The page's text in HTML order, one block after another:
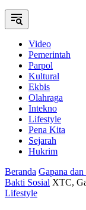
Video
Pemerintah
Parpol
Kultural
Ekbis
Olahraga
Intekno
Lifestyle
Pena Kita
Sejarah
Hukrim
Beranda Gapana
Bakti Sosial XTC,
Lifestyle